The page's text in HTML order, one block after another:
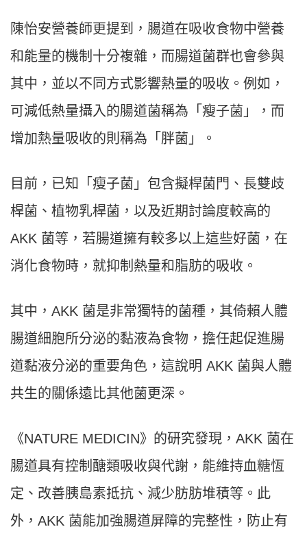
陳怡安營養師更提到，腸道在吸收食物中營養
和能量的機制十分複雜，而腸道菌群也會參與
其中，並以不同方式影響熱量的吸收。例如，
可減低熱量攝入的腸道菌稱為「瘦子菌」，而
增加熱量吸收的則稱為「胖菌」。
目前，已知「瘦子菌」包含擬桿菌門、長雙歧
桿菌、植物乳桿菌，以及近期討論度較高的
AKK 菌等，若腸道擁有較多以上這些好菌，在
消化食物時，就抑制熱量和脂肪的吸收。
其中，AKK 菌是非常獨特的菌種，其倚賴人體
腸道細胞所分泌的黏液為食物，擔任起促進腸
道黏液分泌的重要角色，這說明 AKK 菌與人體
共生的關係遠比其他菌更深。
《NATURE MEDICIN》的研究發現，AKK 菌在
腸道具有控制醣類吸收與代謝，能維持血糖恆
定、改善胰島素抵抗、減少肪肪堆積等。此
外，AKK 菌能加強腸道屏障的完整性，防止有